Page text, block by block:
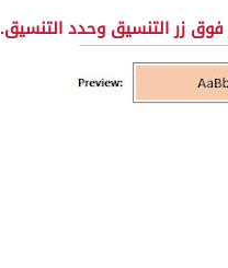
زر التنسيق وحدد التنسيق.